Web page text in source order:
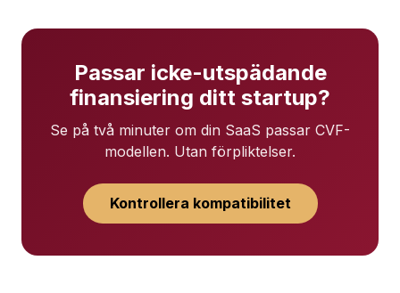
Passar icke-utspädande
finansiering ditt startup?
Se på två minuter om din SaaS passar CVF-
modellen. Utan förpliktelser.
Kontrollera kompatibilitet